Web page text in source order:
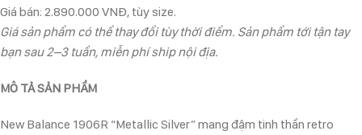
Giá bán: 2.890.000 VNĐ, tùy size.
Giá sản phẩm có thể thay đổi tùy thời điểm. Sản phẩm tới tận tay
bạn sau 2–3 tuần, miễn phí ship nội địa.
MÔ TẢ SẢN PHẨM
New Balance 1906R “Metallic Silver” mang đậm tinh thần retro